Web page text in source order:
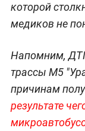
которой
медиков не
Напомним,
трассы М5
причинам
результате